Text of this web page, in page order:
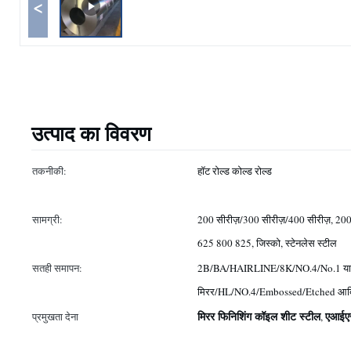
<
उत्पाद का विवरण
तकनीकी: हॉट रोल्ड कोल्ड रोल्ड
सामग्री:
200 सीरीज़/300 सीरीज़/400 सीरीज़,
625 800 825, जिस्को, स्टेनलेस स्टील
सतही समापन:
2B/BA/HAIRLINE/8K/NO.4/No.1
मिरर/HL/NO.4/Embossed/Etched
प्रमुखता देना
मिरर फिनिशिंग कॉइल शीट स्टील,